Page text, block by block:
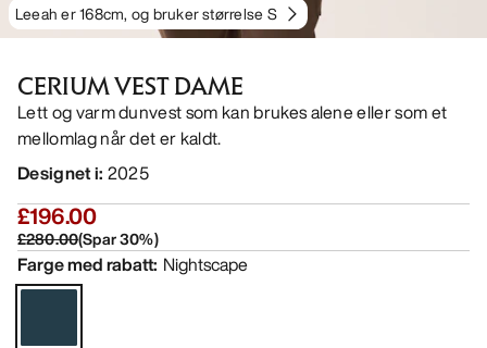
Leeah er 168cm, og bruker størrelse S
CERIUM VEST DAME
Lett og varm dunvest som kan brukes alene eller som et
mellomlag når det er kaldt.
Designet i: 2025
£196.00
£280.00(Spar30%)
Farge med rabatt: Nightscape